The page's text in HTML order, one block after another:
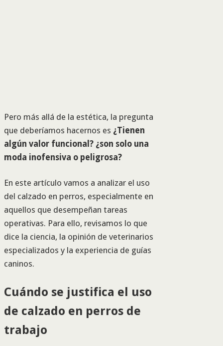
Pero más allá de la estética, la pregunta
que deberíamos hacernos es ¿Tienen
algún valor funcional? ¿son solo una
moda inofensiva o peligrosa?
En este artículo vamos a analizar el uso
del calzado en perros, especialmente en
aquellos que desempeñan tareas
operativas. Para ello, revisamos lo que
dice la ciencia, la opinión de veterinarios
especializados y la experiencia de guías
caninos.
Cuándo se justifica el uso
de calzado en perros de
trabajo